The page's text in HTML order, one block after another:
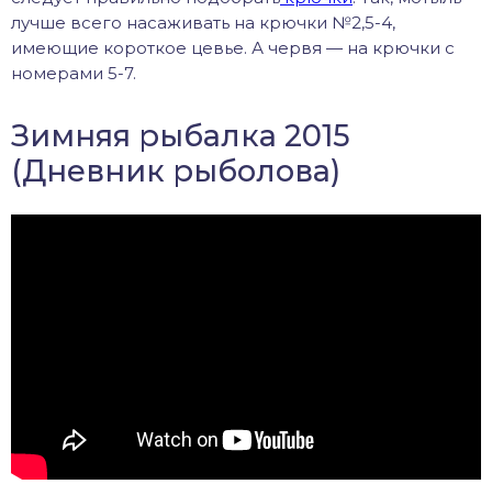
лучше всего насаживать на крючки №2,5-4,
имеющие короткое цевье. А червя — на крючки с
номерами 5-7.
Зимняя рыбалка 2015
(Дневник рыболова)